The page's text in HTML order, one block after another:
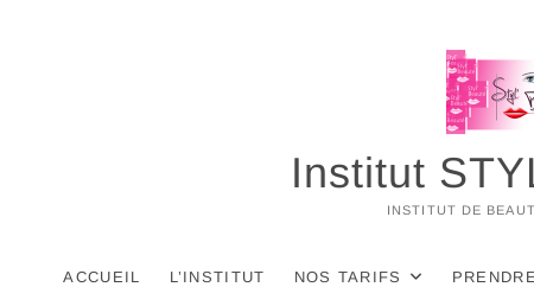
Institut
INSTITUT DE
ACCUEIL L’INSTITUT NOS TARIFS